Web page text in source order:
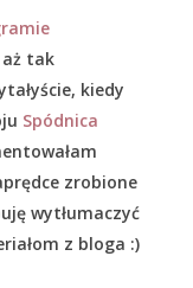
aż tak
kiedy
Spódnica
zrobione
wytłumaczyć
z bloga :)